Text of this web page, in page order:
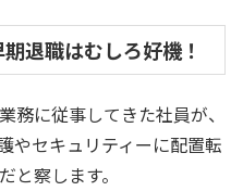
退職はむしろ好機！
務に従事してきた社員が、
やセキュリティーに配置転
と察します。